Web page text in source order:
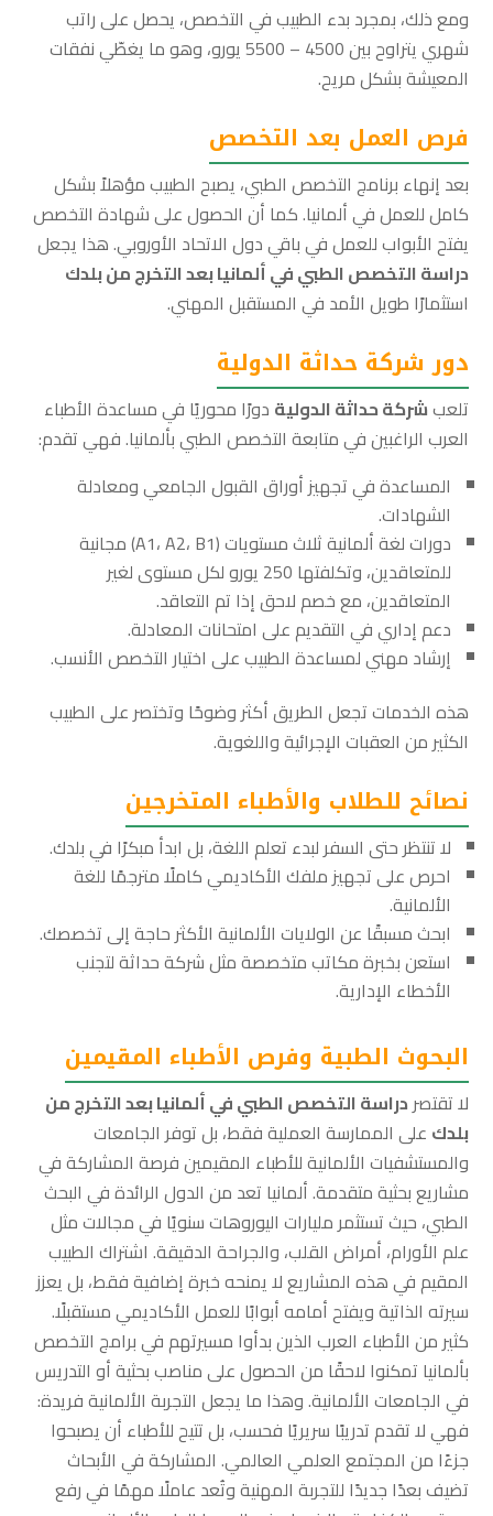
ومع ذلك، بمجرد بدء الطبيب في التخصص، يحصل على راتب
شهري يتراوح بين 4500 – 5500 يورو، وهو ما يغطّي نفقات
المعيشة بشكل مريح.
فرص العمل بعد التخصص
بعد إنهاء برنامج التخصص الطبي، يصبح الطبيب مؤهلاً بشكل
كامل للعمل في ألمانيا. كما أن الحصول على شهادة التخصص
يفتح الأبواب للعمل في باقي دول الاتحاد الأوروبي. هذا يجعل
دراسة التخصص الطبي في ألمانيا بعد التخرج من بلدك
استثمارًا طويل الأمد في المستقبل المهني.
دور شركة حداثة الدولية
تلعبشركة حداثة الدولية دورًا محوريًا في مساعدة الأطباء
العرب الراغبين في متابعة التخصص الطبي بألمانيا. فهي تقدم:
المساعدة في تجهيز أوراق القبول الجامعي ومعادلة
الشهادات.
دورات لغة ألمانية ثلاث مستويات (A1، A2، B1) مجانية
للمتعاقدين، وتكلفتها 250 يورو لكل مستوى لغير
المتعاقدين، مع خصم لاحق إذا تم التعاقد.
دعم إداري في التقديم على امتحانات المعادلة.
إرشاد مهني لمساعدة الطبيب على اختيار التخصص الأنسب.
هذه الخدمات تجعل الطريق أكثر وضوحًا وتختصر على الطبيب
الكثير من العقبات الإجرائية واللغوية.
نصائح للطلاب والأطباء المتخرجين
لا تنتظر حتى السفر لبدء تعلم اللغة، بل ابدأ مبكرًا في بلدك.
احرص على تجهيز ملفك الأكاديمي كاملًا مترجمًا للغة
الألمانية.
ابحث مسبقًا عن الولايات الألمانية الأكثر حاجة إلى تخصصك.
استعن بخبرة مكاتب متخصصة مثل شركة حداثة لتجنب
الأخطاء الإدارية.
البحوث الطبية وفرص الأطباء المقيمين
لا تقتصر دراسة التخصص الطبي في ألمانيا بعد التخرج من
بلدك على الممارسة العملية فقط، بل توفر الجامعات
والمستشفيات الألمانية للأطباء المقيمين فرصة المشاركة في
مشاريع بحثية متقدمة. ألمانيا تعد من الدول الرائدة في البحث
الطبي، حيث تستثمر مليارات اليوروهات سنويًا في مجالات مثل
علم الأورام، أمراض القلب، والجراحة الدقيقة. اشتراك الطبيب
المقيم في هذه المشاريع لا يمنحه خبرة إضافية فقط، بل يعزز
سيرته الذاتية ويفتح أمامه أبوابًا للعمل الأكاديمي مستقبلًا.
كثير من الأطباء العرب الذين بدأوا مسيرتهم في برامج التخصص
بألمانيا تمكنوا لاحقًا من الحصول على مناصب بحثية أو التدريس
في الجامعات الألمانية. وهذا ما يجعل التجربة الألمانية فريدة:
فهي لا تقدم تدريبًا سريريًا فحسب، بل تتيح للأطباء أن يصبحوا
جزءًا من المجتمع العلمي العالمي. المشاركة في الأبحاث
تضيف بعدًا جديدًا للتجربة المهنية وتُعد عاملًا مهمًا في رفع